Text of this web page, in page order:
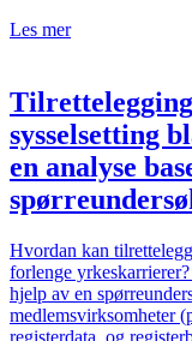
Les mer
sysselsetting
en analyse
Hvordan kan
forlenge
hjelp av en
medlemsvirksomheter
registerdata, og